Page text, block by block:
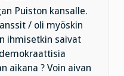
Puiston kansalle.
/ oli myöskin
ihmisetkin saivat
aikana ? Voin aivan